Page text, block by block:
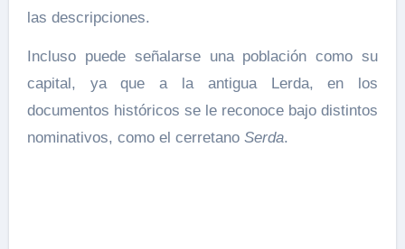
las descripciones.
Incluso puede señalarse una población como su
capital, ya que a la antigua Lerda, en los
documentos históricos se le reconoce bajo distintos
nominativos, como el cerretano Serda.